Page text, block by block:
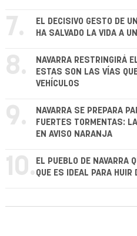
7.
EL DECISIVO GESTO DE
HA SALVADO LA VIDA A
8.
NAVARRA RESTRINGIRÁ
ESTAS SON LAS VÍAS
VEHÍCULOS
9.
NAVARRA SE PREPARA
FUERTES TORMENTAS:
EN AVISO NARANJA
10. EL PUEBLO DE NAVARRA
QUE ES IDEAL PARA HUIR